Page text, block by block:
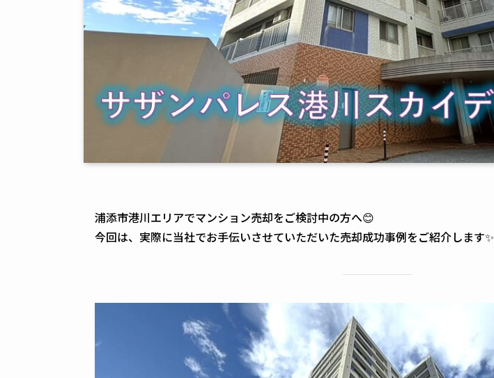
浦添市港川エリアでマンション売却をご検討中の方へ😊
今回は、実際に当社でお手伝いさせていただいた売却成功事例をご紹介します✨